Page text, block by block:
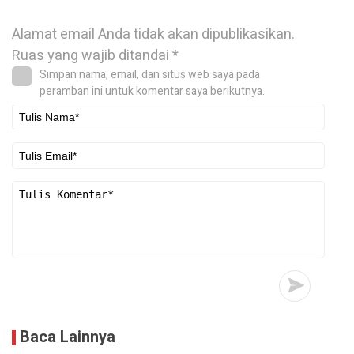
Alamat email Anda tidak akan dipublikasikan.
Ruas yang wajib ditandai*
Simpan nama, email, dan situs web saya pada
peramban ini untuk komentar saya berikutnya.
Baca Lainnya